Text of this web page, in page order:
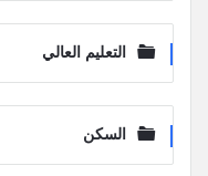
التعليم العالي
السكن